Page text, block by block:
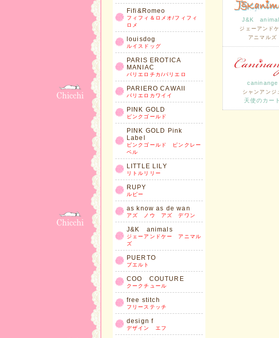
Fifi&Romeo
フィフィ＆ロメオ/フィフィ
ロメ
louisdog
ルイスドッグ
PARIS EROTICA
MANIAC
パリエロチカ/パリエロ
PARIERO CAWAII
パリエロカワイイ
PINK GOLD
ピンクゴールド
PINK GOLD Pink
Label
ピンクゴールド ピンクレー
ベル
LITTLE LILY
リトルリリー
RUPY
ルピー
as know as de wan
アズ ノウ アズ デワン
J&K animals
ジェーアンドケー アニマル
ズ
PUERTO
プエルト
COO COUTURE
クークチュール
free stitch
フリーステッチ
design f
デザイン エフ
J&K
ジェーアンド
アニマルズ
caninange
シャンアンジ
天使のカート